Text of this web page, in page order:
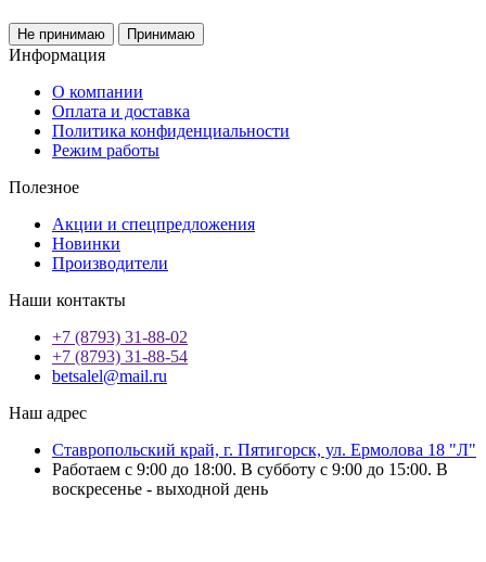
Не принимаю Принимаю
Информация
О компании
Оплата и доставка
Политика конфиденциальности
Режим работы
Полезное
Акции и спецпредложения
Новинки
Производители
Наши контакты
+7 (8793) 31-88-02
+7 (8793) 31-88-54
betsalel@mail.ru
Наш адрес
Ставропольский край, г. Пятигорск, ул. Ермолова 18 "Л"
Работаем с 9:00 до 18:00. В субботу с 9:00 до 15:00. В
воскресенье - выходной день